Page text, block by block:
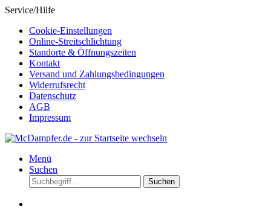
Service/Hilfe
Cookie-Einstellungen
Online-Streitschlichtung
Standorte & Öffnungszeiten
Kontakt
Versand und Zahlungsbedingungen
Widerrufsrecht
Datenschutz
AGB
Impressum
Menü
Suchen
Suchen